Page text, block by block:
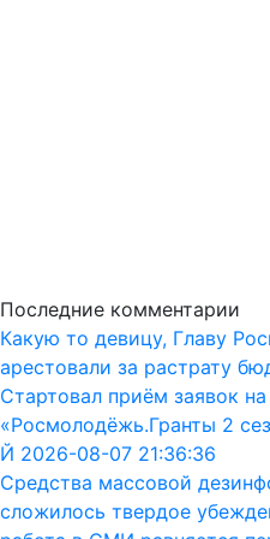
Последние комментарии
Какую то девицу, Главу
арестовали за растрату
Стартовал приём заявок
«Росмолодёжь.Гранты 2
Й 2026-08-07 21:36:36
Средства массовой
сложилось твердое